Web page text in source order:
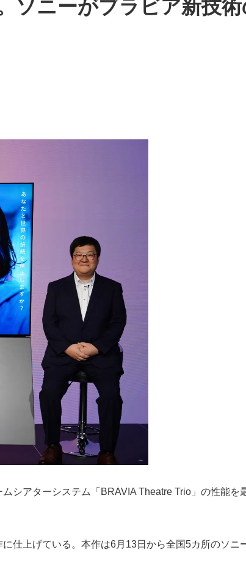
ソニーがブラビア新技
シアターシステム「BRAVIA Theatre Trio」の性能を
仕上げている。本作は6月13日から全国5カ所のソニ